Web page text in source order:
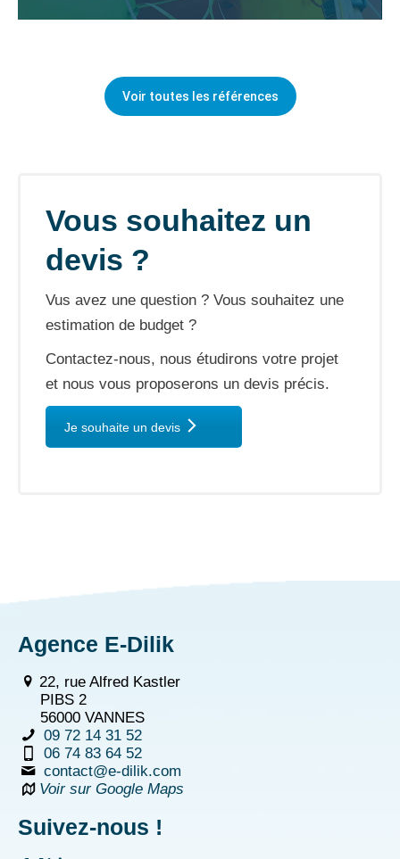
Voir toutes les références
Vous souhaitez un
devis ?
Vus avez une question ? Vous souhaitez une
estimation de budget ?
Contactez-nous, nous étudirons votre projet
et nous vous proposerons un devis précis.
Je souhaite un devis
Agence E-Dilik
22, rue Alfred Kastler
PIBS 2
56000 VANNES
09 72 14 31 52
06 74 83 64 52
contact@e-dilik.com
Voir sur Google Maps
Suivez-nous !